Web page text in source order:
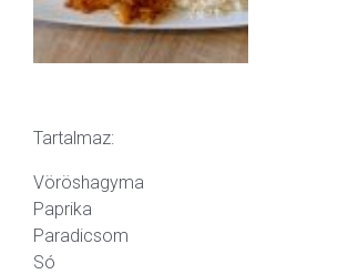
Tartalmaz:
Vöröshagyma
Paprika
Paradicsom
Só